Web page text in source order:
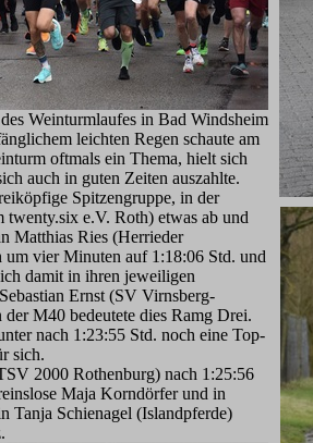
Weinturmlaufes in Bad Windsheim
leichten Regen schaute am
oftmals ein Thema, hielt sich
auch in guten Zeiten auszahlte.
Spitzengruppe, in der
twenty.six e.V. Roth) etwas ab und
Matthias Ries (Herrieder
um vier Minuten auf 1:18:06 Std. und
damit in ihren jeweiligen
Ernst (SV Virnsberg-
M40 bedeutete dies Ramg Drei.
nach 1:23:55 Std. noch eine Top-
sich.
2000 Rothenburg) nach 1:25:56
Maja Korndörfer und in
Tanja Schienagel (Islandpferde)